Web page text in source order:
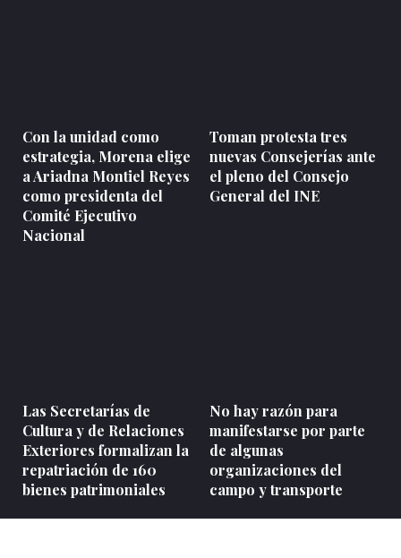
Con la unidad como
estrategia, Morena elige
a Ariadna Montiel Reyes
como presidenta del
Comité Ejecutivo
Nacional
Toman protesta tres
nuevas Consejerías ante
el pleno del Consejo
General del INE
Las Secretarías de
Cultura y de Relaciones
Exteriores formalizan la
repatriación de 160
bienes patrimoniales
No hay razón para
manifestarse por parte
de algunas
organizaciones del
campo y transporte